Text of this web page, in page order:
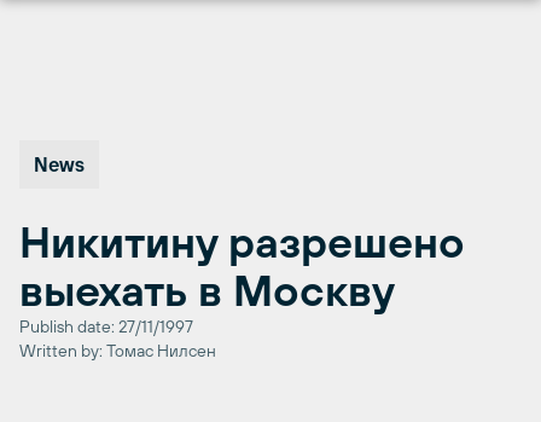
News
Никитину разрешено
выехать в Москву
Publish date: 27/11/1997
Written by: Томас Нилсен